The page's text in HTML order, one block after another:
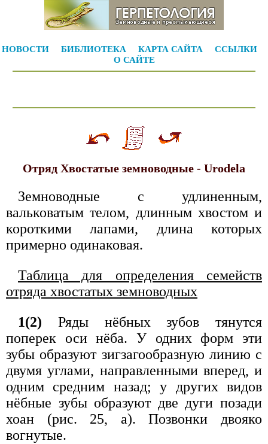
НОВОСТИ БИБЛИОТЕКА КАРТА САЙТА
ССЫЛКИ
О САЙТЕ
Отряд Хвостатые земноводные - Urodela
Земноводные с удлиненным,
вальковатым телом, длинным хвостом и
короткими лапами, длина которых
примерно одинаковая.
Таблица для определения семейств
отряда хвостатых земноводных
1(2) Ряды нёбных зубов тянутся
поперек оси нёба. У одних форм эти
зубы образуют зигзагообразную линию с
двумя углами, направленными вперед, и
одним средним назад; у других видов
нёбные зубы образуют две дуги позади
хоан (рис. 25, а). Позвонки двояко
вогнутые.